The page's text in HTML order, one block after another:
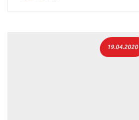
19.04.2020